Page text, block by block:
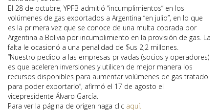
El 28 de octubre, YPFB admitió “incumplimientos” en los
volúmenes de gas exportados a Argentina “en julio”, en lo que
es la primera vez que se conoce de una multa cobrada por
Argentina a Bolivia por incumplimiento en la provisión de gas. La
falta le ocasionó a una penalidad de $us 2,2 millones.
“Nuestro pedido a las empresas privadas (socios y operadores)
es que aceleren inversiones y utilicen de mejor manera los
recursos disponibles para aumentar volúmenes de gas tratado
para poder exportarlo”, afirmó el 17 de agosto el
vicepresidente Álvaro García.
Para ver la página de origen haga clic aquí.